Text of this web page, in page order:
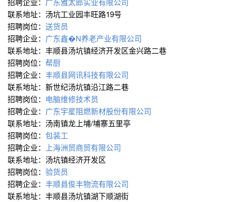
联系地址：汤坑工业园丰旺路19号
招聘岗位： 送货员
招聘企业： 广东鑫�N养老产业有限公司
联系地址：丰顺县汤坑镇经济开发区金兴路二巷
招聘岗位： 帮厨
招聘企业： 丰顺县网讯科技有限公司
联系地址：新世纪汤坑镇沿江路二巷
招聘岗位： 电脑维修技术员
招聘企业： 广东宇星阻燃新材股份有限公司
联系地址：汤南镇龙上埔/埔寨五里亭
招聘岗位： 包装工
招聘企业：
上海洲贸商贸有限公司
联系地址：汤坑镇经济开发区
招聘岗位： 验货员
招聘企业： 丰顺县俊丰物流有限公司
联系地址：丰顺县汤坑镇湖下顺湖街